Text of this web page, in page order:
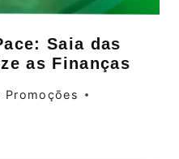
Saia das
as Finanças
Promoções